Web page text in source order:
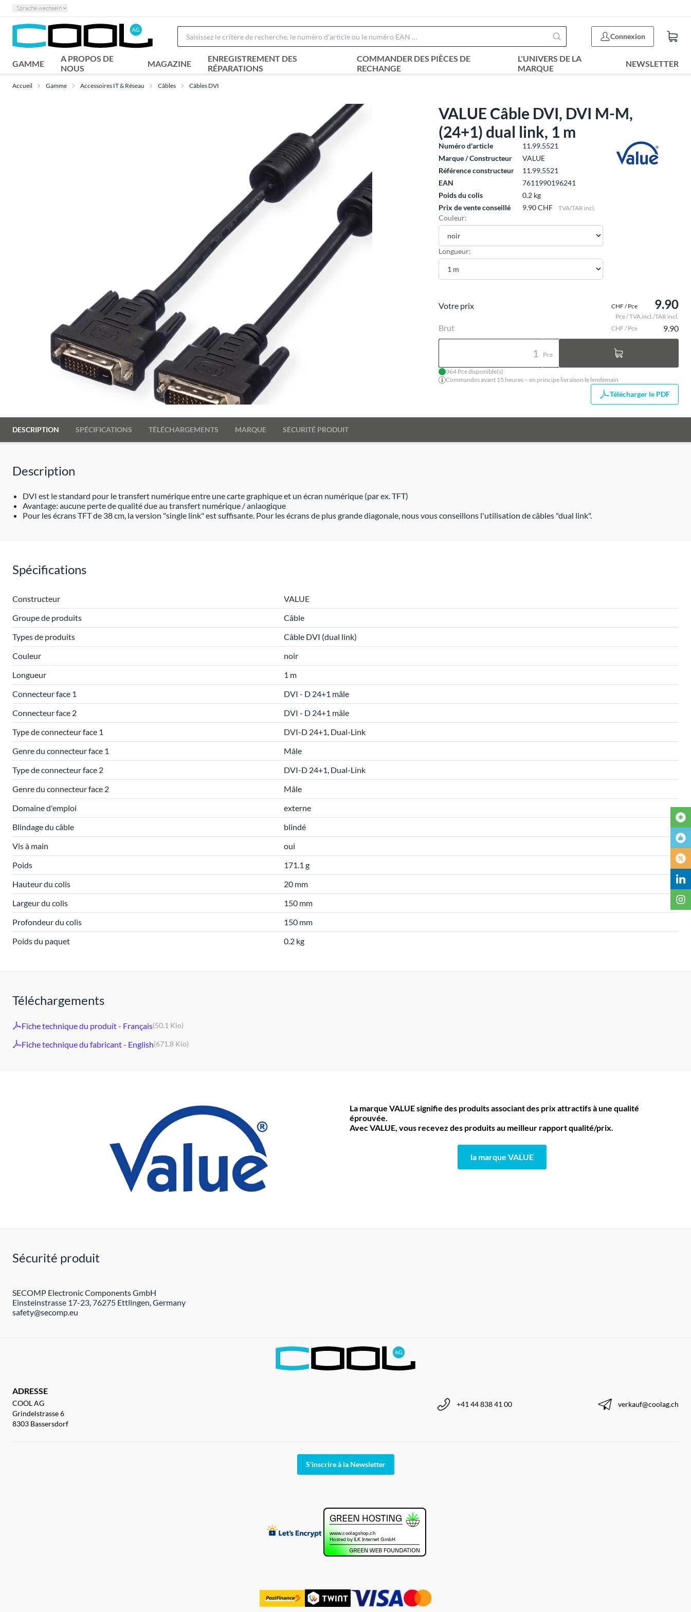
Sprache wechseln
Connexion
GAMME
A PROPOS DE
NOUS
MAGAZINE
ENREGISTREMENT DES
RÉPARATIONS
COMMANDER DES PIÈCES DE
RECHANGE
L'UNIVERS DE LA
MARQUE
NEWSLETTER
Accueil Gamme Accessoires IT & Réseau Câbles Câbles DVI
VALUE Câble DVI, DVI M-M,
(24+1) dual link, 1 m
Numéro d'article
11.99.5521
Marque / Constructeur
VALUE
Référence constructeur
11.99.5521
EAN
7611990196241
Poids du colis
0.2 kg
Prix de vente conseillé
9.90 CHF TVA/TAR incl.
Couleur:
Longueur:
Votre prix CHF / Pce 9.90
Pce / TVA incl./TAR incl.
Brut CHF / Pce 9.90
Pce
364 Pce disponible(s)
Commandes avant 15 heures – en principe livraison le lendemain
Télécharger le PDF
DESCRIPTION SPÉCIFICATIONS TÉLÉCHARGEMENTS MARQUE SÉCURITÉ PRODUIT
Description
DVI est le standard pour le transfert numérique entre une carte graphique et un écran numérique (par ex. TFT)
Avantage: aucune perte de qualité due au transfert numérique / anlaogique
Pour les écrans TFT de 38 cm, la version "single link" est suffisante. Pour les écrans de plus grande diagonale, nous vous conseillons l'utilisation de câbles "dual link".
Spécifications
Constructeur
VALUE
Groupe de produits
Câble
Types de produits
Câble DVI (dual link)
Couleur
noir
Longueur
1 m
Connecteur face 1
DVI - D 24+1 mâle
Connecteur face 2
DVI - D 24+1 mâle
Type de connecteur face 1
DVI-D 24+1, Dual-Link
Genre du connecteur face 1
Mâle
Type de connecteur face 2
DVI-D 24+1, Dual-Link
Genre du connecteur face 2
Mâle
Domaine d'emploi
externe
Blindage du câble
blindé
Vis à main
oui
Poids
171.1 g
Hauteur du colis
20 mm
Largeur du colis
150 mm
Profondeur du colis
150 mm
Poids du paquet
0.2 kg
Téléchargements
Fiche technique du produit - Français(50.1 Kio)
Fiche technique du fabricant - English(671.8 Kio)
La marque VALUE signifie des produits associant des prix attractifs à une qualité
éprouvée.
Avec VALUE, vous recevez des produits au meilleur rapport qualité/prix.
la marque VALUE
Sécurité produit
SECOMP Electronic Components GmbH
Einsteinstrasse 17-23, 76275 Ettlingen, Germany
safety@secomp.eu
ADRESSE
COOL AG
Grindelstrasse 6
8303 Bassersdorf
+41 44 838 41 00 verkauf@coolag.ch
S'inscrire à la Newsletter